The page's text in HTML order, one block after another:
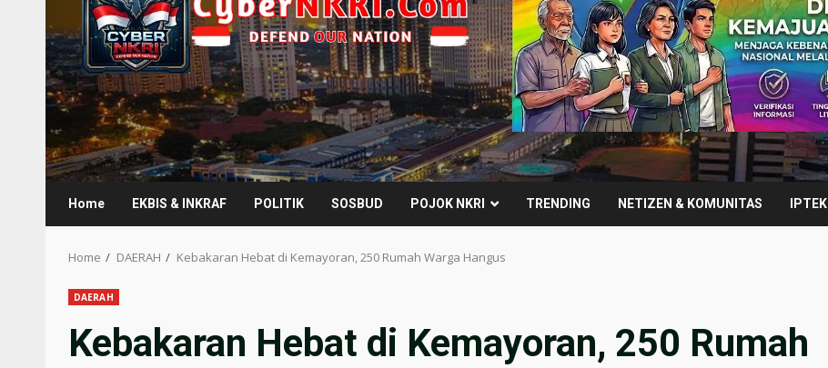
Home EKBIS & INKRAF POLITIK SOSBUD POJOK NKRI TRENDING NETIZEN & KOMUNITAS IPTEK
Home DAERAH Kebakaran Hebat di Kemayoran, 250 Rumah Warga Hangus
DAERAH
Kebakaran Hebat di Kemayoran, 250 Rumah